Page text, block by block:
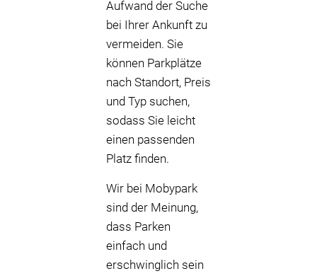
Aufwand der Suche
bei Ihrer Ankunft zu
vermeiden. Sie
können Parkplätze
nach Standort, Preis
und Typ suchen,
sodass Sie leicht
einen passenden
Platz finden.
Wir bei Mobypark
sind der Meinung,
dass Parken
einfach und
erschwinglich sein